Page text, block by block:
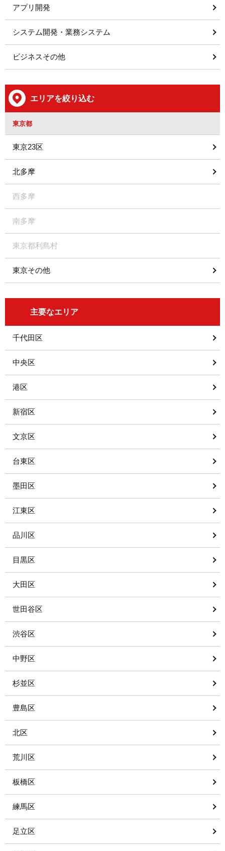
アプリ開発
システム開発・業務システム
ビジネスその他
エリアを絞り込む
東京都
東京23区
北多摩
西多摩
南多摩
東京都利島村
東京その他
主要なエリア
千代田区
中央区
港区
新宿区
文京区
台東区
墨田区
江東区
品川区
目黒区
大田区
世田谷区
渋谷区
中野区
杉並区
豊島区
北区
荒川区
板橋区
練馬区
足立区